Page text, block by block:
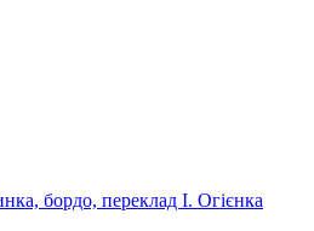
бордо, переклад І. Огієнка